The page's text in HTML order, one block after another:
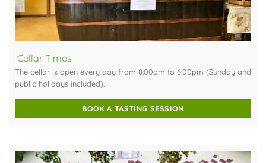
Cellar Times
The cellar is open every day from 8:00am to 6:00pm (Sunday and
public holidays included).
BOOK A TASTING SESSION